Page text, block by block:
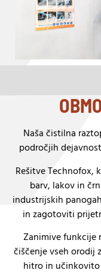
Naša čistilna
področjih
Rešitve Technofox,
barv, lakov in
industrijskih
in zagotoviti
Zanimive funkcije
čiščenje vseh orodij
hitro in